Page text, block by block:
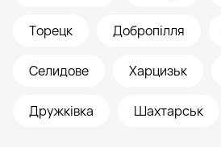
Торецк Добропілля
Селидове Харцизьк
Дружківка Шахтарськ